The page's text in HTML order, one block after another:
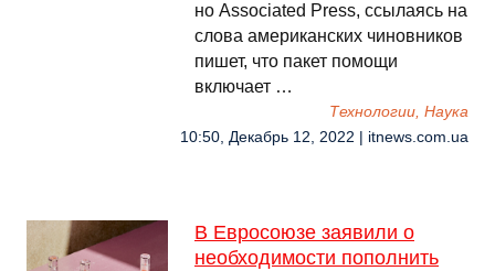
но Associated Press, cсылаясь на
слова американских чиновников
пишет, что пакет помощи
включает …
Технологии, Наука
10:50, Декабрь 12, 2022 | itnews.com.ua
В Евросоюзе заявили о
необходимости пополнить